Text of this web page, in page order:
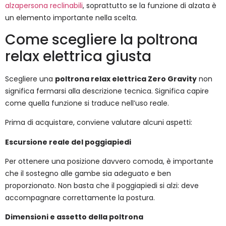
alzapersona reclinabili, soprattutto se la funzione di alzata è
un elemento importante nella scelta.
Come scegliere la poltrona
relax elettrica giusta
Scegliere una poltrona relax elettrica Zero Gravity non
significa fermarsi alla descrizione tecnica. Significa capire
come quella funzione si traduce nell’uso reale.
Prima di acquistare, conviene valutare alcuni aspetti:
Escursione reale del poggiapiedi
Per ottenere una posizione davvero comoda, è importante
che il sostegno alle gambe sia adeguato e ben
proporzionato. Non basta che il poggiapiedi si alzi: deve
accompagnare correttamente la postura.
Dimensioni e assetto della poltrona